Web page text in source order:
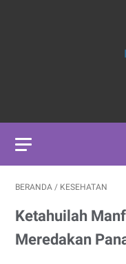
BERANDA / KESEHATAN
Ketahuilah
Meredakan